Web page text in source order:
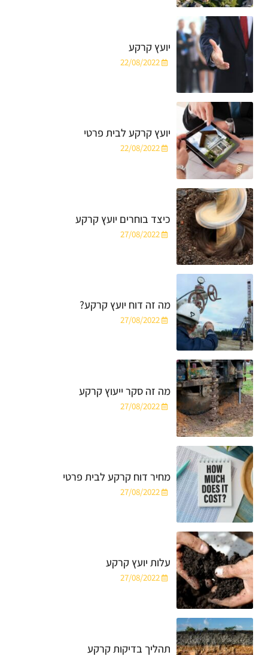
יועץ קרקע
22/08/2022
יועץ קרקע לבית פרטי
22/08/2022
כיצד בוחרים יועץ קרקע
27/08/2022
מה זה דוח יועץ קרקע?
27/08/2022
מה זה סקר ייעוץ קרקע
27/08/2022
מחיר דוח קרקע לבית פרטי
27/08/2022
עלות יועץ קרקע
27/08/2022
תהליך בדיקות קרקע